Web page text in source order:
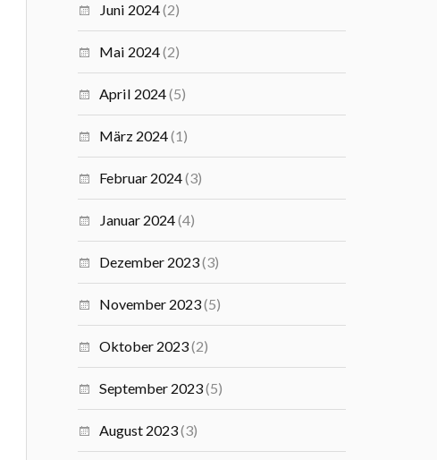
Juni 2024(2)
Mai 2024(2)
April 2024(5)
März 2024(1)
Februar 2024(3)
Januar 2024(4)
Dezember 2023(3)
November 2023(5)
Oktober 2023(2)
September 2023(5)
August 2023(3)